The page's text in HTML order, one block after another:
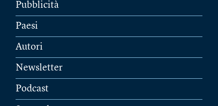
Pubblicità
Paesi
Autori
Newsletter
Podcast